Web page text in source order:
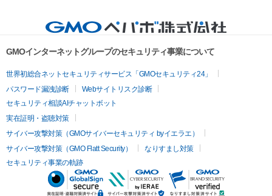
GMOインターネットグループのセキュリティ事業について
世界初総合ネットセキュリティサービス「GMOセキュリティ24」
パスワード漏洩診断
Webサイトリスク診断
セキュリティ相談AIチャットボット
実在証明・盗聴対策
サイバー攻撃対策（GMOサイバーセキュリティ byイエラエ）
サイバー攻撃対策（GMO Flatt Security）
なりすまし対策
セキュリティ事業の軌跡